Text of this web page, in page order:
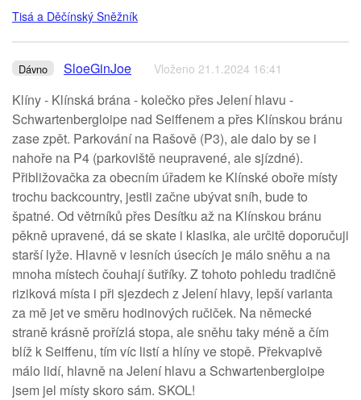
Tisá a Děčínský Sněžník
Dávno SloeGinJoe Vloženo 21.1.2024 16:41
Klíny - Klínská brána - kolečko přes Jelení hlavu -
Schwartenbergloipe nad Seiffenem a přes Klínskou bránu
zase zpět. Parkování na Rašově (P3), ale dalo by se i
nahoře na P4 (parkoviště neupravené, ale sjízdné).
Přibližovačka za obecním úřadem ke Klínské oboře místy
trochu backcountry, jestli začne ubývat sníh, bude to
špatné. Od větrníků přes Desítku až na Klínskou bránu
pěkně upravené, dá se skate i klasika, ale určitě doporučuji
starší lyže. Hlavně v lesních úsecích je málo sněhu a na
mnoha místech čouhají šutříky. Z tohoto pohledu tradičně
riziková místa i při sjezdech z Jelení hlavy, lepší varianta
za mě jet ve směru hodinových ručiček. Na německé
straně krásně prořízlá stopa, ale sněhu taky méně a čím
blíž k Seiffenu, tím víc listí a hlíny ve stopě. Překvapivě
málo lidí, hlavně na Jelení hlavu a Schwartenbergloipe
jsem jel místy skoro sám. SKOL!